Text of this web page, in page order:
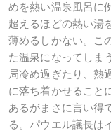
めを熱い温泉風呂に
超えるほどの熱い湯
薄めるしかない。こ
た温泉になってしま
局冷め過ぎたり、熱
に落ち着かせること
あるがまさに言い得
る。パウエル議長は